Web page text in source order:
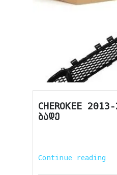
CHEROKEE
ბადე
Continue reading